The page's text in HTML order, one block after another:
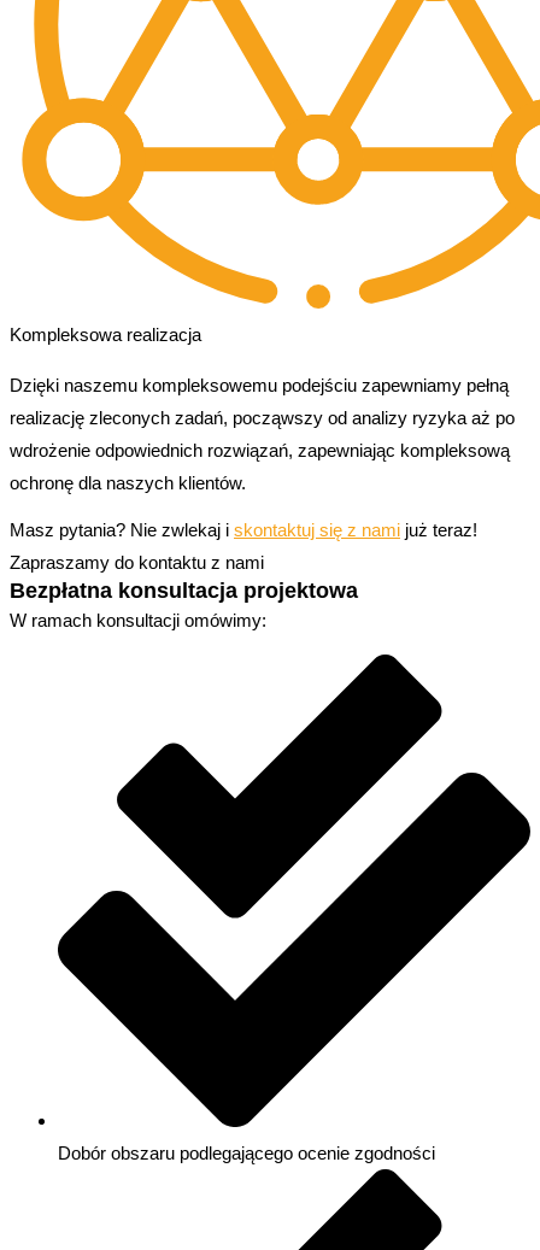
Kompleksowa realizacja
Dzięki naszemu kompleksowemu podejściu zapewniamy pełną
realizację zleconych zadań, począwszy od analizy ryzyka aż po
wdrożenie odpowiednich rozwiązań, zapewniając kompleksową
ochronę dla naszych klientów.
Masz pytania? Nie zwlekaj i skontaktuj się z nami już teraz!
Zapraszamy do kontaktu z nami
Bezpłatna konsultacja projektowa
W ramach konsultacji omówimy:
Dobór obszaru podlegającego ocenie zgodności